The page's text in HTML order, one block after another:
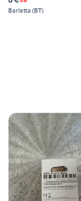
Barletta (BT)